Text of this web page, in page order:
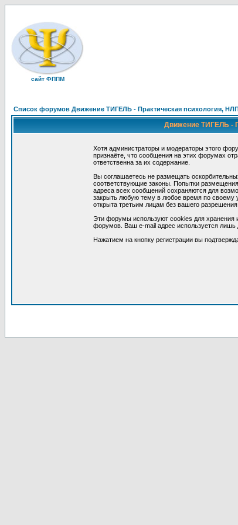
сайт ФППМ
Список форумов Движение ТИГЕЛЬ - Практическая психология,
Движение ТИГЕЛЬ -
Хотя администраторы и модераторы этого
признаёте, что сообщения на этих форумах
ответственна за их содержание.
Вы соглашаетесь не размещать
соответствующие законы. Попытки
адреса всех сообщений сохраняются для
закрыть любую тему в любое время по своему
открыта третьим лицам без вашего
Эти форумы используют cookies для хранения
форумов. Ваш e-mail адрес используется лишь
Нажатием на кнопку регистрации вы